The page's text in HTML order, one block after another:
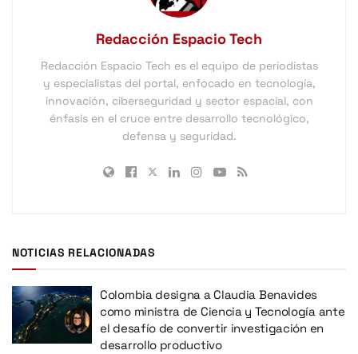
Redacción Espacio Tech
Redacción Espacio Tech es el equipo de periodistas
y especialistas del portal, enfocado en tecnología,
innovación, ciberseguridad y sector espacial, con
énfasis en el cruce entre desarrollo tecnológico,
defensa y seguridad.
NOTICIAS RELACIONADAS
Colombia designa a Claudia Benavides
como ministra de Ciencia y Tecnología ante
el desafío de convertir investigación en
desarrollo productivo